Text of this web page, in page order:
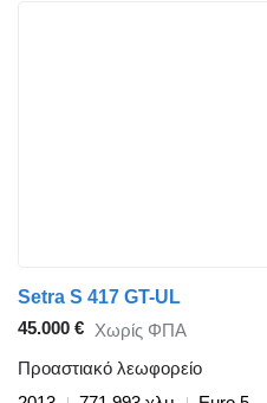
Setra S 417 GT-UL
45.000 € Χωρίς ΦΠΑ
Προαστιακό λεωφορείο